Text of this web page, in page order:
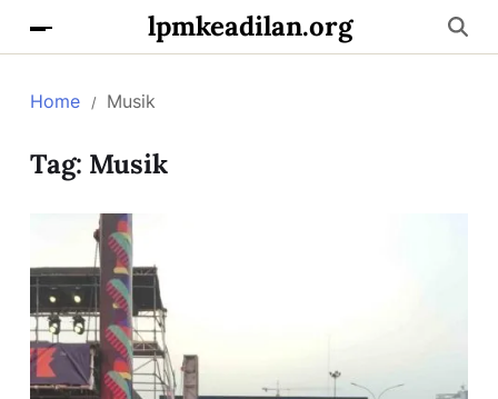
lpmkeadilan.org
Home Musik
Tag: Musik